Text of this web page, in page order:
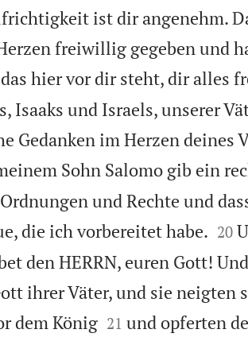
ist dir angenehm.
freiwillig gegeben und
hier vor dir steht, dir alles
Isaaks und Israels, unserer
Gedanken im Herzen deines
Sohn Salomo gib ein
und Rechte und
die ich vorbereitet habe.
20
den HERRN, euren Gott!
ihrer Väter, und sie
dem König
21 und opferten